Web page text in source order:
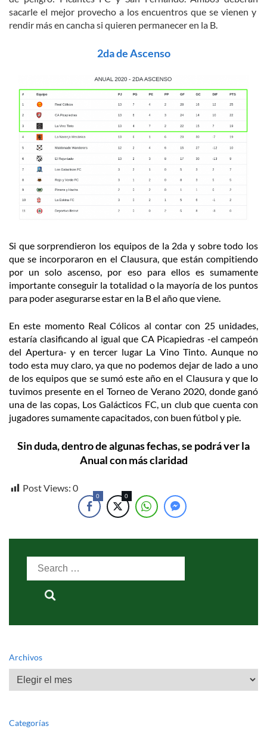
sacarle el mejor provecho a los encuentros que se vienen y
rendir más en cancha si quieren permanecer en la B.
2da de Ascenso
Si que sorprendieron los equipos de la 2da y sobre todo los
que se incorporaron en el Clausura, que están compitiendo
por un solo ascenso, por eso para ellos es sumamente
importante conseguir la totalidad o la mayoría de los puntos
para poder asegurarse estar en la B el año que viene.
En este momento Real Cólicos al contar con 25 unidades,
estaría clasificando al igual que CA Picapiedras -el campeón
del Apertura- y en tercer lugar La Vino Tinto. Aunque no
todo esta muy claro, ya que no podemos dejar de lado a uno
de los equipos que se sumó este año en el Clausura y que lo
tuvimos presente en el Torneo de Verano 2020, donde ganó
una de las copas, Los Galácticos FC, un club que cuenta con
jugadores sumamente capacitados, con buen fútbol y pie.
Sin duda, dentro de algunas fechas, se podrá ver la
Anual con más claridad
Post Views: 0
0 0
Search
Archivos
Archivos
Categorías